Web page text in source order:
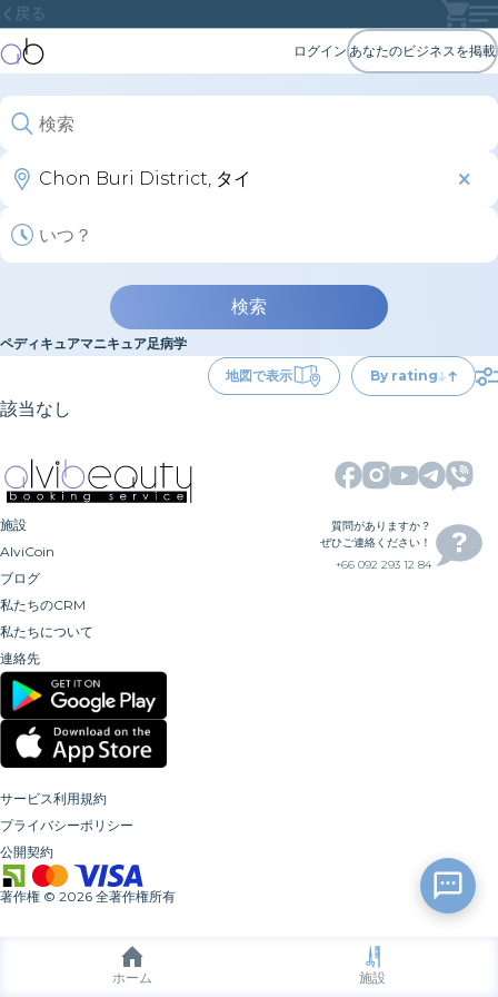
ホーム 施設
戻る
ログイン あなたのビジネスを掲載
検索
ペディキュアマニキュア足病学
地図で表示
By rating
該当なし
施設
AlviCoin
ブログ
私たちのCRM
私たちについて
連絡先
質問がありますか？
ぜひご連絡ください！
+66 092 293 12 84
サービス利用規約
プライバシーポリシー
公開契約
著作権 © 2026 全著作権所有